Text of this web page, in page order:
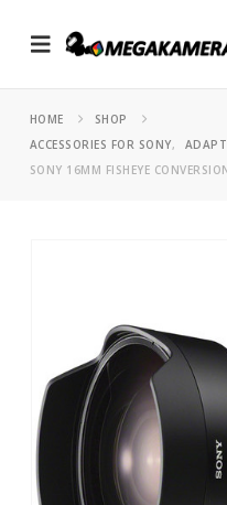
HOME
SHOP
ACCESSORIES FOR SONY,
SONY 16MM FISHEYE